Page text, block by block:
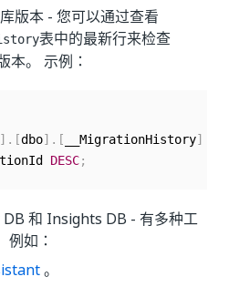
版本 - 您可以通过查看
表中的最新行来检查
。 示例：
] . [dbo] . [ __MigrationHistory]
DESC;
和 Insights DB - 有多种工
例如：
。